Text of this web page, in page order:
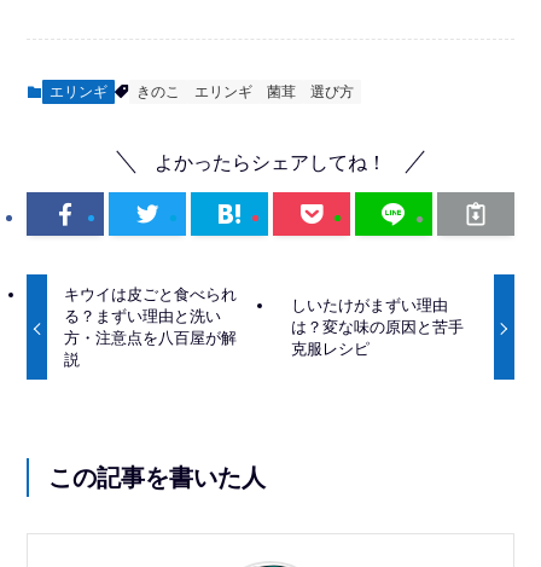
エリンギ きのこ エリンギ 菌茸 選び方
よかったらシェアしてね！
キウイは皮ごと食べられ
る？まずい理由と洗い
方・注意点を八百屋が解
説
しいたけがまずい理由
は？変な味の原因と苦手
克服レシピ
この記事を書いた人